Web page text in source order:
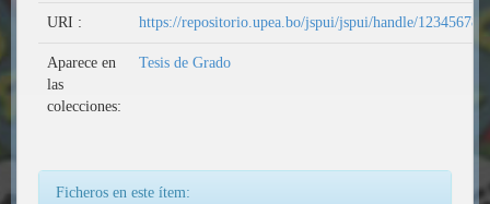
URI : https://repositorio.upea.bo/jspui/jspui/handle/
Aparece en
las
colecciones:
Tesis de Grado
Ficheros en este ítem: